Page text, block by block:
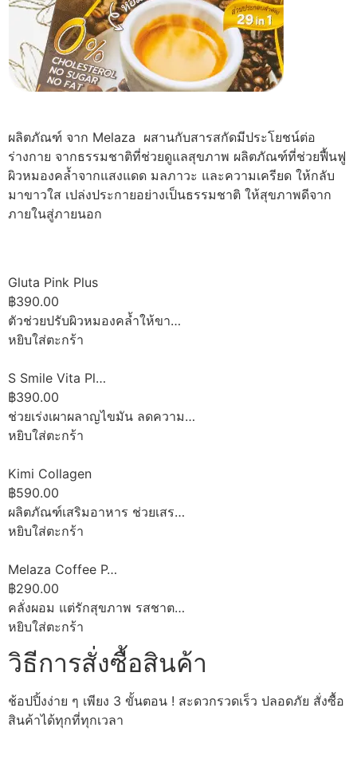
ผลิตภัณฑ์ จาก Melaza ผสานกับสารสกัดมีประโยชน์ต่อ
ร่างกาย จากธรรมชาติที่ช่วยดูแลสุขภาพ ผลิตภัณฑ์ที่ช่วยฟื้นฟู
ผิวหมองคล้ำจากแสงแดด มลภาวะ และความเครียด ให้กลับ
มาขาวใส เปล่งประกายอย่างเป็นธรรมชาติ ให้สุขภาพดีจาก
ภายในสู่ภายนอก
Gluta Pink Plus
฿390.00
ตัวช่วยปรับผิวหมองคล้ำให้ขา…
หยิบใส่ตะกร้า
S Smile Vita Pl…
฿390.00
ช่วยเร่งเผาผลาญไขมัน ลดความ…
หยิบใส่ตะกร้า
Kimi Collagen
฿590.00
ผลิตภัณฑ์เสริมอาหาร ช่วยเสร…
หยิบใส่ตะกร้า
Melaza Coffee P…
฿290.00
คลั่งผอม แต่รักสุขภาพ รสชาต…
หยิบใส่ตะกร้า
วิธีการสั่งซื้อสินค้า
ช้อปปิ้งง่าย ๆ เพียง 3 ขั้นตอน ! สะดวกรวดเร็ว ปลอดภัย สั่งซื้อ
สินค้าได้ทุกที่ทุกเวลา